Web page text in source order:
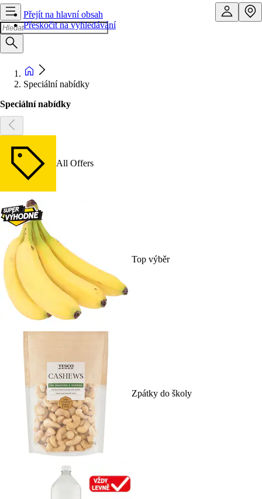
Přejít na hlavní obsah
Přeskočit na vyhledávání
Speciální nabídky
Speciální nabídky
All Offers
Top výběr
Zpátky do školy